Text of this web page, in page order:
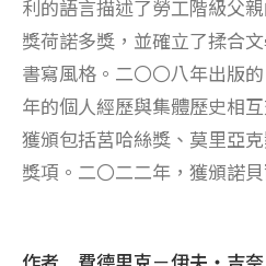
利的語言描述了勞工階級父
獎荷諾多獎，並確立了揉合
書寫風格。二〇〇八年出版
年的個人經歷與集體歷史相
獲頒包括莒哈絲獎、莫里亞
獎項。二〇二二年，獲頒諾